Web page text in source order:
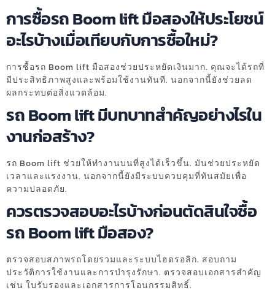
การซื้อรถ Boom lift มือสองให้ประโยชน์
อะไรบ้างเมื่อเทียบกับการซื้อใหม่?
การซื้อรถ Boom lift มือสองช่วยประหยัดเงินมาก. คุณจะได้รถที่
มีประสิทธิภาพสูงและพร้อมใช้งานทันที. นอกจากนี้ยังช่วยลด
ผลกระทบต่อสิ่งแวดล้อม.
รถ Boom lift มีบทบาทสำคัญอย่างไรใน
งานก่อสร้าง?
รถ Boom lift ช่วยให้ทำงานบนที่สูงได้เร็วขึ้น. มันช่วยประหยัด
เวลาและแรงงาน. นอกจากนี้ยังมีระบบควบคุมที่ทันสมัยเพื่อ
ความปลอดภัย.
ควรตรวจสอบอะไรบ้างก่อนตัดสินใจซื้อ
รถ Boom lift มือสอง?
ตรวจสอบสภาพรถโดยรวมและระบบไฮดรอลิก. สอบถาม
ประวัติการใช้งานและการบำรุงรักษา. ตรวจสอบเอกสารสำคัญ
เช่น ใบรับรองและเอกสารการโอนกรรมสิทธิ์.